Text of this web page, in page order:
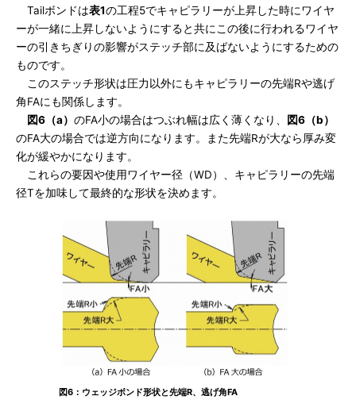
Tailボンドは表1の工程5でキャピラリーが上昇した時にワイヤ
ーが一緒に上昇しないようにすると共にこの後に行われるワイヤ
ーの引きちぎりの影響がステッチ部に及ばないようにするための
ものです。
このステッチ形状は圧力以外にもキャピラリーの先端Rや逃げ
角FAにも関係します。
図6（a） のFA小の場合はつぶれ幅は広く薄くなり、
図6（b）
のFA大の場合では逆方向になります。また先端Rが大なら厚み変
化が緩やかになります。
これらの要因や使用ワイヤー径（WD）、キャピラリーの先端
径Tを加味して最終的な形状を決めます。
図6：ウェッジボンド形状と先端R、逃げ角FA